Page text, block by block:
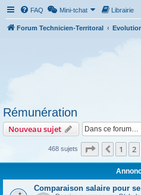
FAQ Mini-tchat Librairie
Forum Technicien-Territoral
Rémunération
Nouveau sujet
468 sujets Page sur19
1 2
Comparaison salaire pour